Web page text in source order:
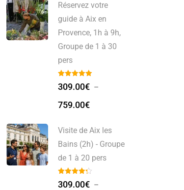
(2h) – Groupe de 1 à 20
Réservez votre
guide à Aix en
Provence, 1h à 9h,
Groupe de 1 à 30
pers
309.00€ –
759.00€
Visite de Aix les
Bains (2h) - Groupe
de 1 à 20 pers
309.00€ –